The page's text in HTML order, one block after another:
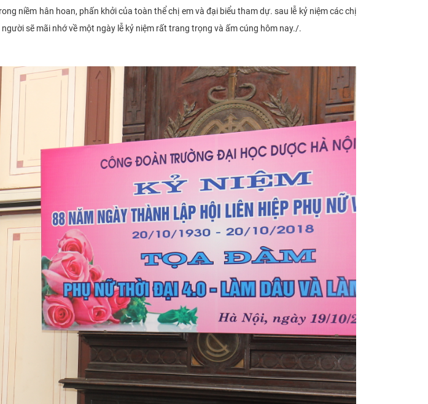
niềm hân hoan, phấn khởi của toàn thể chị em và đại biểu tham dự. sau lễ kỷ niệm các chị
sẽ mãi nhớ về một ngày lễ kỷ niệm rất trang trọng và ấm cúng hôm nay./.​